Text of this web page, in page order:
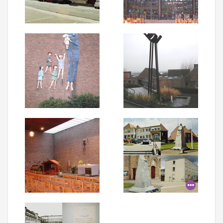
Aanmelden